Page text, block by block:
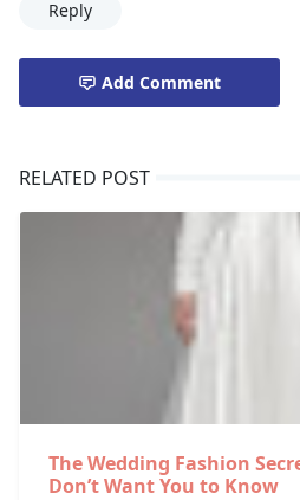
Reply
Add Comment
RELATED POST
The Wedding Fashion
Don’t Want You to Know